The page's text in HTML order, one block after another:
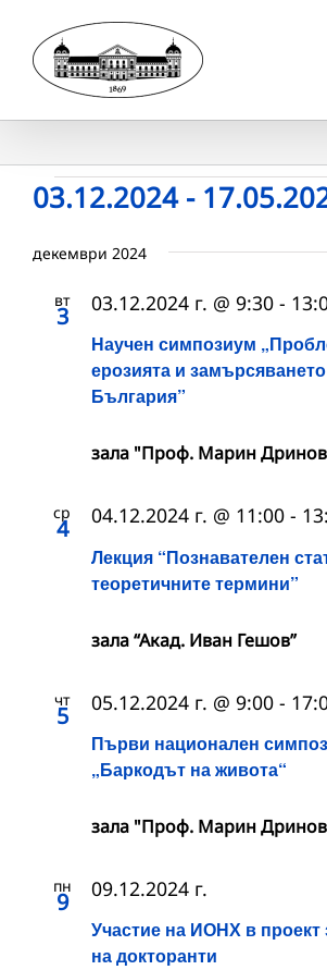
content
Събития
03.12.2024 -
date.
декември 2024
вт
3
Научен симпозиум
ерозията и
България”
03.12.2024 г. @ 9:30 -
зала "Проф. Марин
ср
4
Лекция “Познавателен
теоретичните термини”
04.12.2024 г. @ 11:00 -
зала “Акад. Иван Гешов”
чт
5
Първи национален
„Баркодът на живота“
05.12.2024 г. @ 9:00 -
зала "Проф. Марин
пн
9
Участие на ИОНХ в проект
на докторанти
09.12.2024 г.